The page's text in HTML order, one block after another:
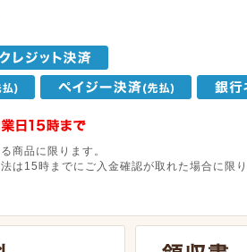
商品に限ります。
は15時までにご入金確認が取れた場合に限り